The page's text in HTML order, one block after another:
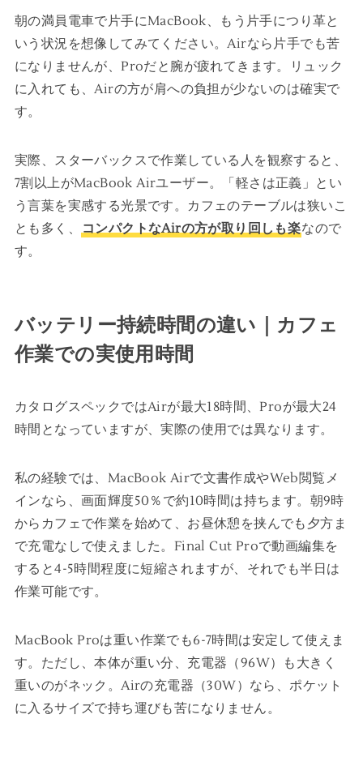
朝の満員電車で片手にMacBook、もう片手につり革と
いう状況を想像してみてください。Airなら片手でも苦
になりませんが、Proだと腕が疲れてきます。リュック
に入れても、Airの方が肩への負担が少ないのは確実で
す。
実際、スターバックスで作業している人を観察すると、
7割以上がMacBook Airユーザー。「軽さは正義」とい
う言葉を実感する光景です。カフェのテーブルは狭いこ
とも多く、 コンパクトなAirの方が取り回しも楽なので
す。
バッテリー持続時間の違い｜カフェ
作業での実使用時間
カタログスペックではAirが最大18時間、Proが最大24
時間となっていますが、実際の使用では異なります。
私の経験では、MacBook Airで文書作成やWeb閲覧メ
インなら、画面輝度50％で約10時間は持ちます。朝9時
からカフェで作業を始めて、お昼休憩を挟んでも夕方ま
で充電なしで使えました。Final Cut Proで動画編集を
すると4-5時間程度に短縮されますが、それでも半日は
作業可能です。
MacBook Proは重い作業でも6-7時間は安定して使えま
す。ただし、本体が重い分、充電器（96W）も大きく
重いのがネック。Airの充電器（30W）なら、ポケット
に入るサイズで持ち運びも苦になりません。